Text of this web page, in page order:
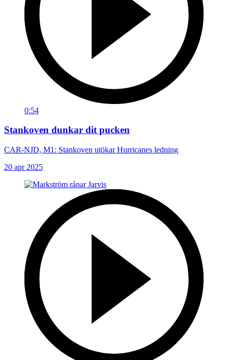
0:54
Stankoven dunkar dit pucken
CAR-NJD, M1: Stankoven utökar Hurricanes ledning
20 apr 2025